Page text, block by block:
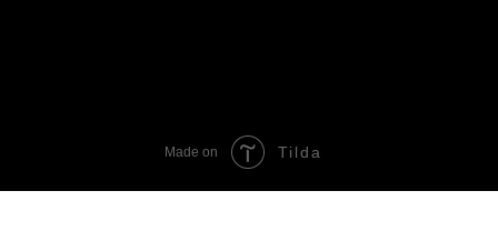
Made on Tilda